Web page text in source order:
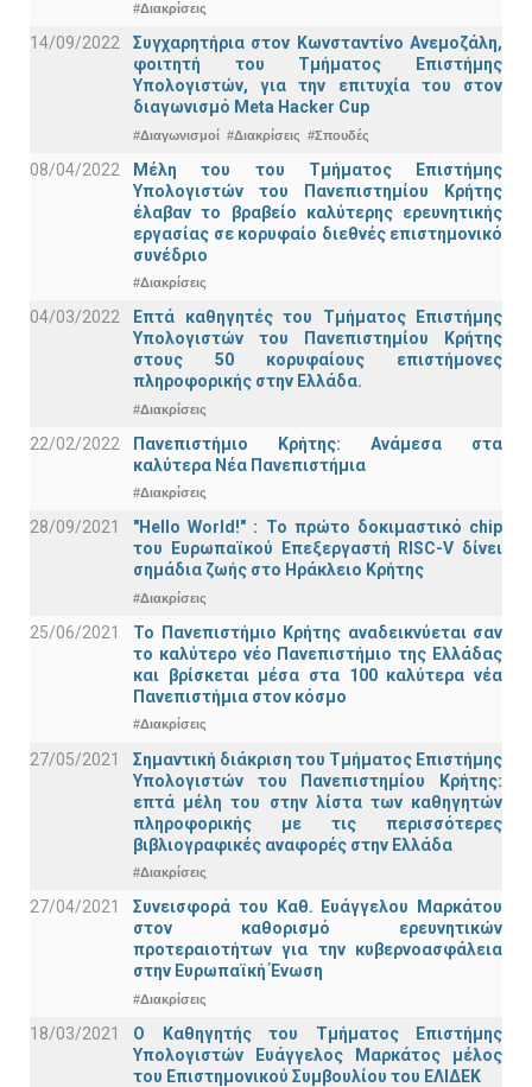
#Διακρίσεις
14/09/2022
Συγχαρητήρια στον Κωνσταντίνο Ανεμοζάλη,
φοιτητή του Τμήματος Επιστήμης
Υπολογιστών, για την επιτυχία του στον
διαγωνισμό Meta Hacker Cup
#Διαγωνισμοί #Διακρίσεις #Σπουδές
08/04/2022
Μέλη του του Τμήματος Επιστήμης
Υπολογιστών του Πανεπιστημίου Κρήτης
έλαβαν το βραβείο καλύτερης ερευνητικής
εργασίας σε κορυφαίο διεθνές επιστημονικό
συνέδριο
#Διακρίσεις
04/03/2022
Επτά καθηγητές του Τμήματος Επιστήμης
Υπολογιστών του Πανεπιστημίου Κρήτης
στους 50 κορυφαίους επιστήμονες
πληροφορικής στην Ελλάδα.
#Διακρίσεις
22/02/2022
Πανεπιστήμιο Κρήτης: Ανάμεσα στα
καλύτερα Νέα Πανεπιστήμια
#Διακρίσεις
28/09/2021
"Hello World!" : Το πρώτο δοκιμαστικό chip
του Ευρωπαϊκού Επεξεργαστή RISC-V δίνει
σημάδια ζωής στο Ηράκλειο Κρήτης
#Διακρίσεις
25/06/2021
Το Πανεπιστήμιο Κρήτης αναδεικνύεται σαν
το καλύτερο νέο Πανεπιστήμιο της Ελλάδας
και βρίσκεται μέσα στα 100 καλύτερα νέα
Πανεπιστήμια στον κόσμο
#Διακρίσεις
27/05/2021
Σημαντική διάκριση του Τμήματος Επιστήμης
Υπολογιστών του Πανεπιστημίου Κρήτης:
επτά μέλη του στην λίστα των καθηγητών
πληροφορικής με τις περισσότερες
βιβλιογραφικές αναφορές στην Ελλάδα
#Διακρίσεις
27/04/2021
Συνεισφορά του Καθ. Ευάγγελου Μαρκάτου
στον καθορισμό ερευνητικών
προτεραιοτήτων για την κυβερνοασφάλεια
στην Ευρωπαϊκή Ένωση
#Διακρίσεις
18/03/2021
Ο Καθηγητής του Τμήματος Επιστήμης
Υπολογιστών Ευάγγελος Μαρκάτος μέλος
του Επιστημονικού Συμβουλίου του ΕΛΙΔΕΚ